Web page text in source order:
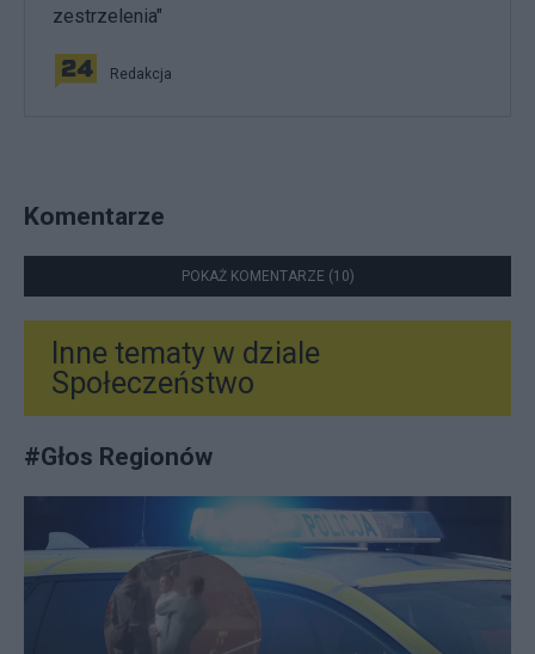
zestrzelenia"
Redakcja
Komentarze
POKAŻ KOMENTARZE (10)
Inne tematy w dziale
Społeczeństwo
#Głos Regionów